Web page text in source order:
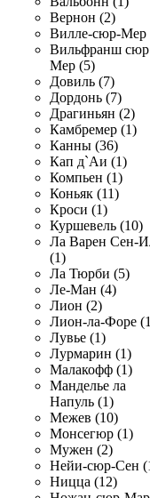
Вернон (2)
Вилле-сюр-Мер
Вильфранш сюр
Мер (5)
Довиль (7)
Дордонь (7)
Драгиньян (2)
Камбремер (1)
Канны (36)
Кап д`Аи (1)
Компьен (1)
Коньяк (11)
Кроси (1)
Куршевель (10)
Ла Варен Сен-
(1)
Ла Тюрби (5)
Ле-Ман (4)
Лион (2)
Лион-ла-Форе
Лувье (1)
Лурмарин (1)
Малакофф (1)
Манделье ла
Напуль (1)
Межев (10)
Монсегюр (1)
Мужен (2)
Нейи-сюр-Сен
Ницца (12)